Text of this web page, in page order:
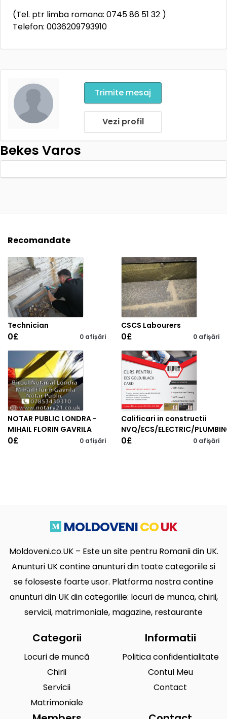
(Tel. ptr limba romana: 0745 86 51 32 )
Telefon: 0036209793910
Trimite mesaj
Vezi profil
Bekes Varos
Recomandate
Technician
0£ 0 afișări
CSCS Labourers
0£ 0 afișări
NOTAR PUBLIC LONDRA -
MIHAIL FLORIN GAVRILA
0£ 0 afișări
Calificari in constructii
NVQ/ECS/ELECTRIC/
0£ 0 afișări
MOLDOVENICOUK
Moldoveni.co.UK – Este un site pentru Romanii din UK.
Anunturi UK contine anunturi din toate categoriile si
se foloseste foarte usor. Platforma nostra contine
anunturi din UK din categoriile: locuri de munca, chirii,
servicii, matrimoniale, magazine, restaurante
Categorii
Locuri de muncă
Chirii
Servicii
Matrimoniale
Informatii
Politica confidentialitate
Contul Meu
Contact